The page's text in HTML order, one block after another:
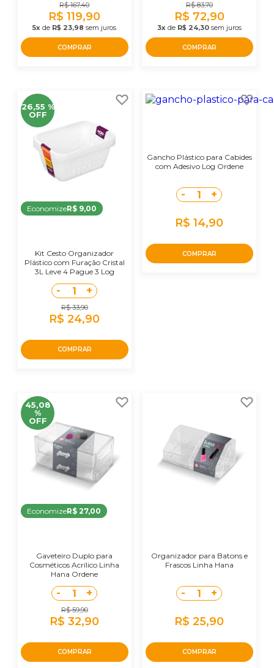
R$ 167,40
R$ 119,90
5x de R$ 23,98 sem juros
COMPRAR
R$ 83,70
R$ 72,90
3xde R$ 24,30sem juros
COMPRAR
26,55 %
OFF
EconomizeR$ 9,00
Kit Cesto Organizador
Plástico com Furação Cristal
3L Leve 4 Pague 3 Log
- 1 +
R$ 33,90
R$ 24,90
COMPRAR
Gancho Plástico para Cabides
com Adesivo Log Ordene
- 1 +
R$ 14,90
COMPRAR
45,08
%
OFF
EconomizeR$ 27,00
Gaveteiro Duplo para
Cosméticos Acrílico Linha
Hana Ordene
- 1 +
R$ 59,90
R$ 32,90
COMPRAR
Organizador para Batons e
Frascos Linha Hana
- 1 +
R$ 25,90
COMPRAR